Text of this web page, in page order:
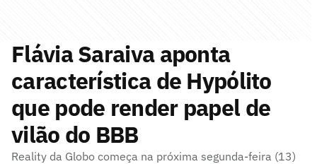
Flávia Saraiva aponta
característica de Hypólito
que pode render papel de
vilão do BBB
Reality da Globo começa na próxima segunda-feira (13)